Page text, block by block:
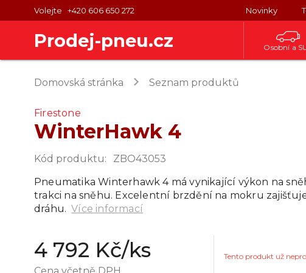
Volejte +420 606 650 272 Novinky
Prodej-pneu.cz Osobní a
Domovská stránka keyboard_arrow_right Seznam produktů
Firestone
WinterHawk 4
Kód produktu:
ZBO43053
Pneumatika Winterhawk 4 má vynikající výkon na
trakci na sněhu. Excelentní brzdění na mokru
dráhu. Více informací
4 792 Kč/ks
Cena včetně DPH
Tento produkt už